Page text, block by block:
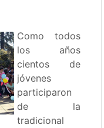
Como todos
los años
cientos de
jóvenes
participaron
de la
tradicional